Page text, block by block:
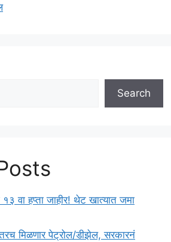
Search
वा हप्ता जाहीर! थेट खात्यात जमा
मिळणार पेट्रोल/डीझेल, सरकारनं